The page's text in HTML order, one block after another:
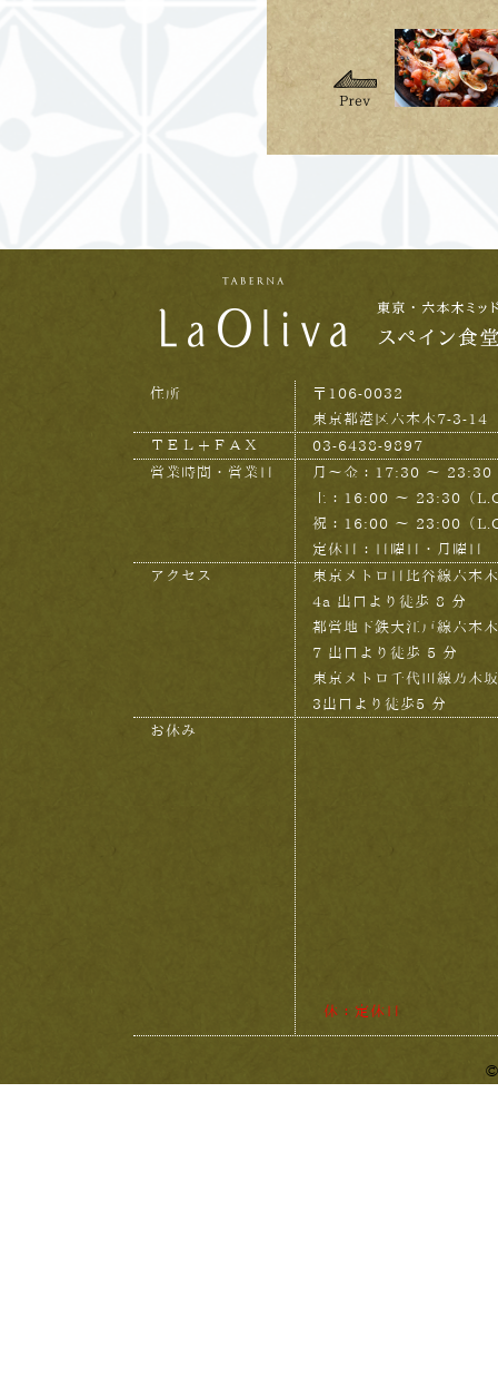
住所
〒106-0032
東京都港区六本木7-3-14
ＴＥＬ＋ＦＡＸ
03-6438-9897
営業時間・営業日
月～金：17:30 ～ 23:30
土：16:00 ～ 23:30（
祝：16:00 ～ 23:00（
定休日：日曜日・月曜日
アクセス
東京メトロ日比谷線六本
4a 出口より徒歩 8 分
都営地下鉄大江戸線六本
7 出口より徒歩 5 分
東京メトロ千代田線乃木
3出口より徒歩5 分
お休み
休：定休日